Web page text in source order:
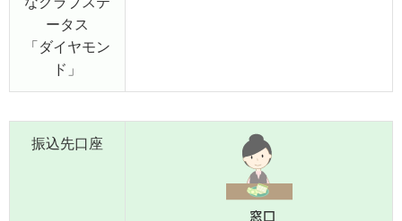
ータス
「ダイヤモン
ド」
振込先口座